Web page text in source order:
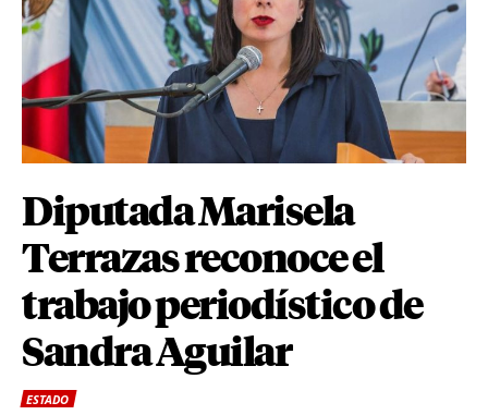
Diputada Marisela
Terrazas reconoce el
trabajo periodístico de
Sandra Aguilar
ESTADO